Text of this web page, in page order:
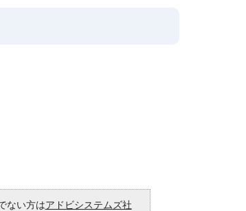
ない方はアドビシステムズ社